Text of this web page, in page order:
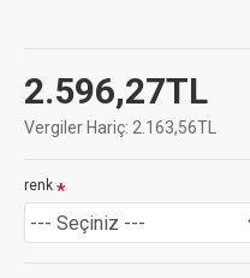
2.596,27TL
Vergiler Hariç: 2.163,56TL
renk